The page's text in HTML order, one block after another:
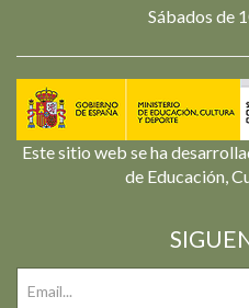
Sábados de
Este sitio web se ha
de Educación,